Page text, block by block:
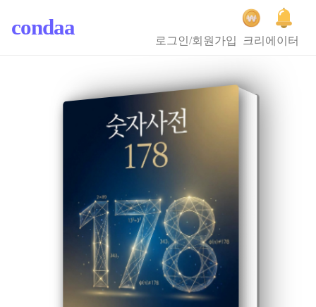
condaa
로그인/회원가입 크리에이터